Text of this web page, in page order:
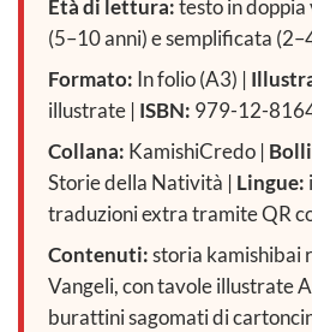
Età di lettura:testo in
(5–10 anni) e semplificata
Formato: In folio (A3) |
illustrate | ISBN: 979-12-
Collana: KamishiCredo |
Storie della Natività | Lingue:
traduzioni extra tramite QR
Contenuti:storia kamishibai
Vangeli, con tavole illustrate
burattini sagomati di